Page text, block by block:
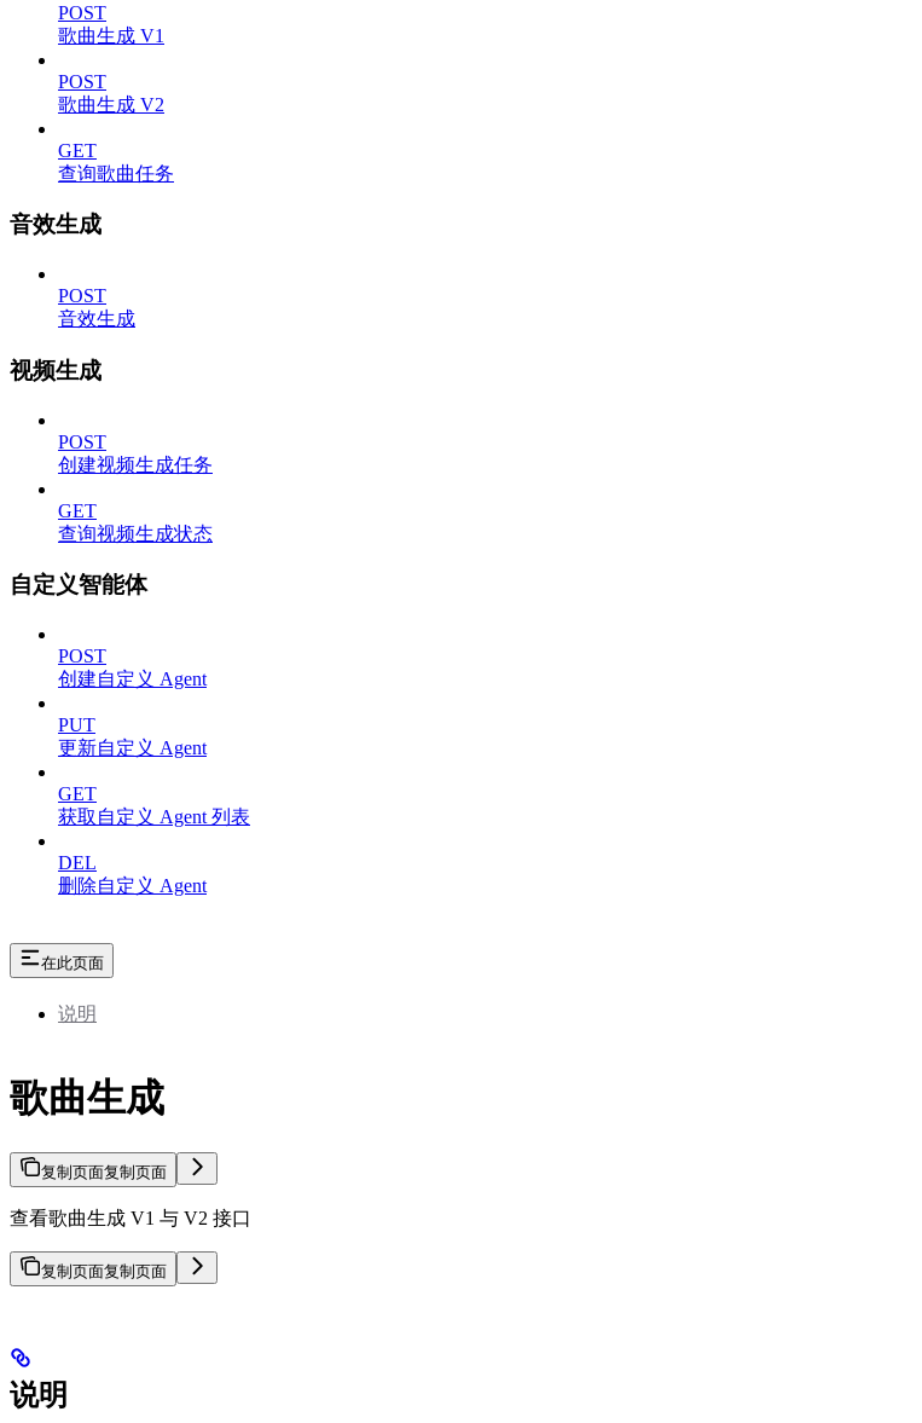
POST
歌曲生成 V1
POST
歌曲生成 V2
GET
查询歌曲任务
音效生成
POST
音效生成
视频生成
POST
创建视频生成任务
GET
查询视频生成状态
自定义智能体
POST
创建自定义 Agent
PUT
更新自定义 Agent
GET
获取自定义 Agent 列表
DEL
删除自定义 Agent
在此页面
说明
歌曲生成
复制页面复制页面
查看歌曲生成 V1 与 V2 接口
复制页面复制页面
说明